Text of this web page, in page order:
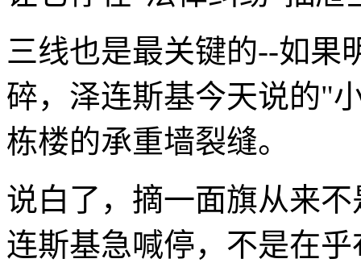
三线也是最关键的--如果
碎，泽连斯基今天说的"
栋楼的承重墙裂缝。
说白了，摘一面旗从来
连斯基急喊停，不是在